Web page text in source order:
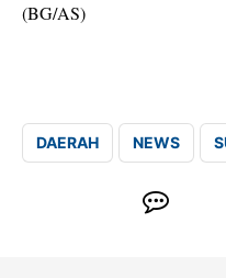
(BG/AS)
DAERAH NEWS